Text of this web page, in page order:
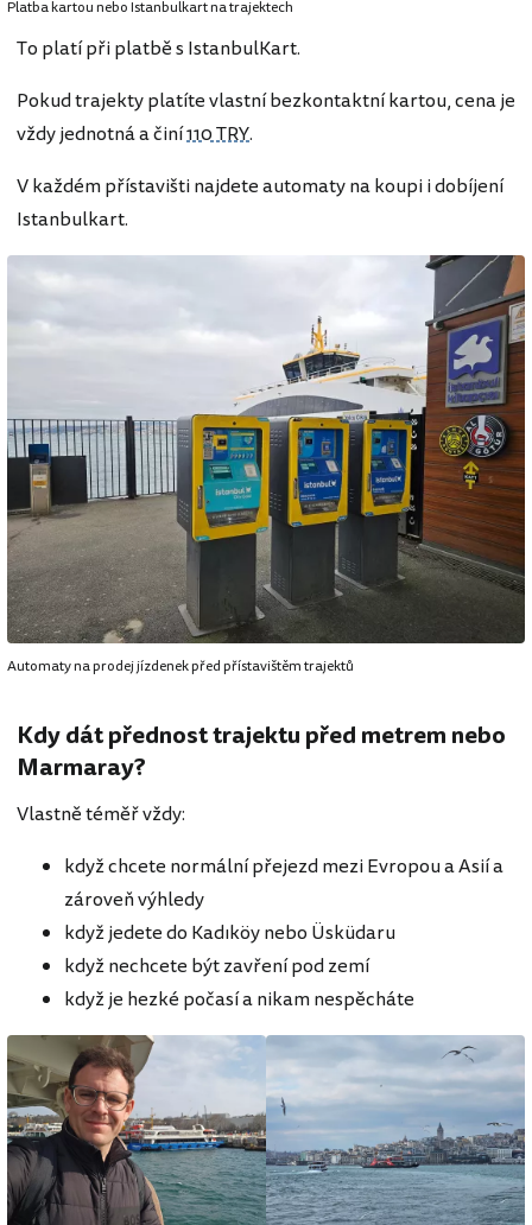
Platba kartou nebo Istanbulkart na trajektech
To platí při platbě s IstanbulKart.
Pokud trajekty platíte vlastní bezkontaktní kartou, cena je
vždy jednotná a činí110 TRY.
V každém přístavišti najdete automaty na koupi i dobíjení
Istanbulkart.
Automaty na prodej jízdenek před přístavištěm trajektů
Kdy dát přednost trajektu před metrem nebo
Marmaray?
Vlastně téměř vždy:
když chcete normální přejezd mezi Evropou a Asií a
zároveň výhledy
když jedete do Kadıköy nebo Üsküdaru
když nechcete být zavření pod zemí
když je hezké počasí a nikam nespěcháte